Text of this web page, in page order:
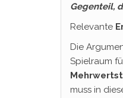
Gegenteil,
Relevante
Die
Spielraum
muss in